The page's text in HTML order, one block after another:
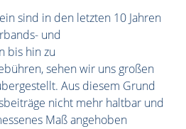
sind in den letzten 10 Jahren
und
bis hin zu
sehen wir uns großen
Aus diesem Grund
nicht mehr haltbar und
Maß angehoben